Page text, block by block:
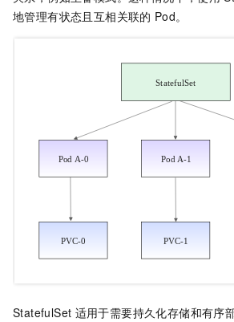
地管理有状态且互相关联的 Pod。
StatefulSet 适用于需要持久化存储和有序